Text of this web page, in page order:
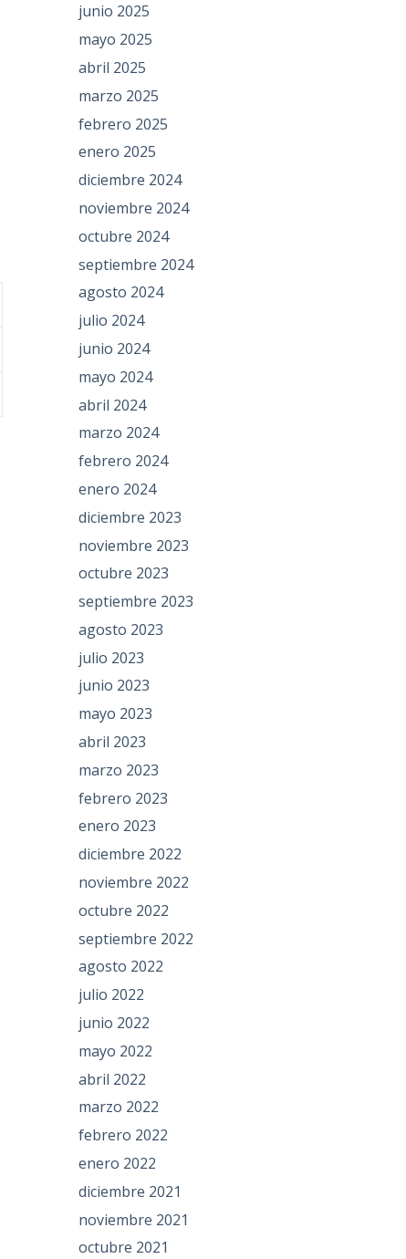
junio 2025
mayo 2025
abril 2025
marzo 2025
febrero 2025
enero 2025
diciembre 2024
noviembre 2024
octubre 2024
septiembre 2024
agosto 2024
julio 2024
junio 2024
mayo 2024
abril 2024
marzo 2024
febrero 2024
enero 2024
diciembre 2023
noviembre 2023
octubre 2023
septiembre 2023
agosto 2023
julio 2023
junio 2023
mayo 2023
abril 2023
marzo 2023
febrero 2023
enero 2023
diciembre 2022
noviembre 2022
octubre 2022
septiembre 2022
agosto 2022
julio 2022
junio 2022
mayo 2022
abril 2022
marzo 2022
febrero 2022
enero 2022
diciembre 2021
noviembre 2021
octubre 2021